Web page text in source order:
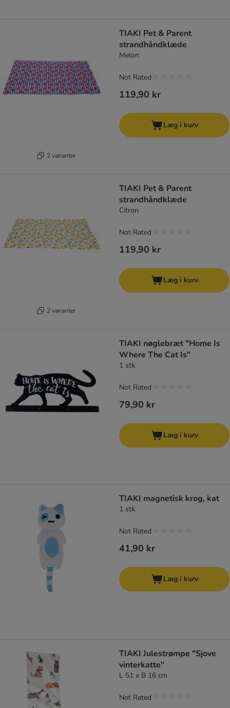
2 varianter
TIAKI Pet & Parent
strandhåndklæde
Melon
119,90 kr
Not Rated
Læg i kurv
2 varianter
TIAKI Pet & Parent
strandhåndklæde
Citron
119,90 kr
Not Rated
Læg i kurv
TIAKI nøglebræt "Home Is
Where The Cat Is"
1 stk.
79,90 kr
Not Rated
Læg i kurv
TIAKI magnetisk krog, kat
1 stk.
41,90 kr
Not Rated
Læg i kurv
TIAKI Julestrømpe "Sjove
vinterkatte"
L 51 x B 16 cm
Not Rated